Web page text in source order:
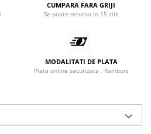
CUMPARA FARA GRIJI
Se poate returna in 15 zile
MODALITATI DE PLATA
Plata online securizata , Ramburs